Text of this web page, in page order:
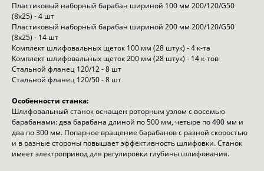
Пластиковый наборный барабан шириной 100 мм 200/120/G50
(8х25) - 4 шт
Пластиковый наборный барабан шириной 200 мм 200/120/G50
(8х25) - 14 шт
Комплект шлифовальных щеток 100 мм (28 штук) - 4 к-та
Комплект шлифовальных щеток 200 мм (28 штук) - 14 к-тов
Стальной фланец 120/12 - 8 шт
Стальной фланец 120/50 - 8 шт
Особенности станка:
Шлифовальный станок оснащен роторным узлом с восемью
барабанами: два барабана длиной по 500 мм, четыре по 400 мм и
два по 300 мм. Попарное вращение барабанов с разной скоростью
и в разные стороны повышает эффективность шлифовки. Станок
имеет электропривод для регулировки глубины шлифования.